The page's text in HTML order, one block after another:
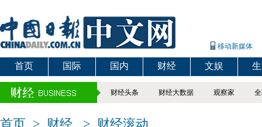
移动新媒体
首页 国际 国内 财经 文娱
财经头条 财经大数据 观察家
首页 > 财经 > 财经滚动